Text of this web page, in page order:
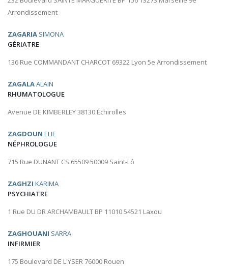
Arrondissement
ZAGARIA SIMONA
GÉRIATRE
136 Rue COMMANDANT CHARCOT 69322 Lyon 5e Arrondissement
ZAGALAALAIN
RHUMATOLOGUE
Avenue DE KIMBERLEY 38130 Échirolles
ZAGDOUN ELIE
NÉPHROLOGUE
715 Rue DUNANT CS 65509 50009 Saint-Lô
ZAGHZI KARIMA
PSYCHIATRE
1 Rue DU DR ARCHAMBAULT BP 11010 54521 Laxou
ZAGHOUANI SARRA
INFIRMIER
175 Boulevard DE L'YSER 76000 Rouen